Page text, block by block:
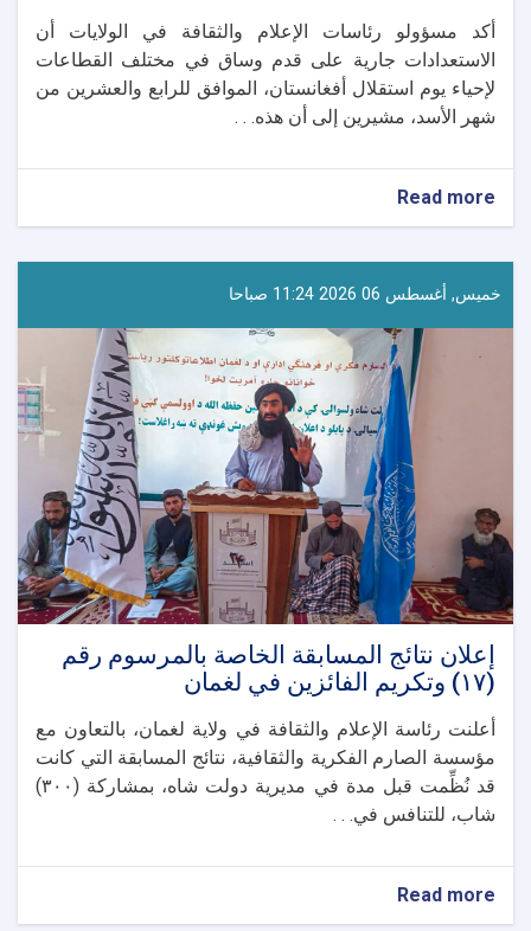
أكد مسؤولو رئاسات الإعلام والثقافة في الولايات أن
الاستعدادات جارية على قدم وساق في مختلف القطاعات
لإحياء يوم استقلال أفغانستان، الموافق للرابع والعشرين من
شهر الأسد، مشيرين إلى أن هذه. . .
Read more
في
مختلف
لإحياء
يوم
استقلال
أفغانستان
خميس, أغسطس 06 2026 11:24 صباحا
إعلان نتائج المسابقة الخاصة بالمرسوم رقم
(١٧) وتكريم الفائزين في لغمان
أعلنت رئاسة الإعلام والثقافة في ولاية لغمان، بالتعاون مع
مؤسسة الصارم الفكرية والثقافية، نتائج المسابقة التي كانت
قد نُظِّمت قبل مدة في مديرية دولت شاه، بمشاركة (٣٠٠)
شاب، للتنافس في. . .
Read more